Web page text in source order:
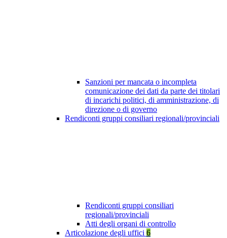
Sanzioni per mancata o incompleta
comunicazione dei dati da parte dei titolari
di incarichi politici, di amministrazione, di
direzione o di governo
Rendiconti gruppi consiliari regionali/provinciali
Rendiconti gruppi consiliari
regionali/provinciali
Atti degli organi di controllo
Articolazione degli uffici 6